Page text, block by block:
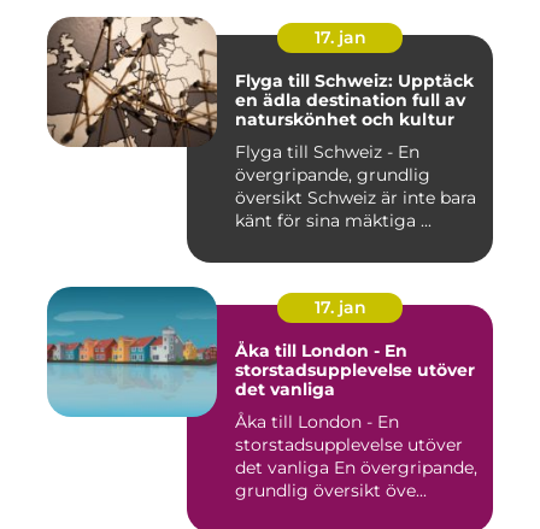
17. jan
Flyga till Schweiz: Upptäck
en ädla destination full av
naturskönhet och kultur
Flyga till Schweiz - En
övergripande, grundlig
översikt Schweiz är inte bara
känt för sina mäktiga ...
17. jan
Åka till London - En
storstadsupplevelse utöver
det vanliga
Åka till London - En
storstadsupplevelse utöver
det vanliga En övergripande,
grundlig översikt öve...